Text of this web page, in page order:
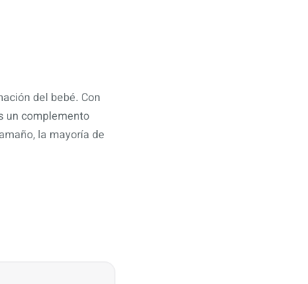
del bebé. Con
un complemento
la mayoría de